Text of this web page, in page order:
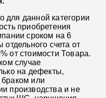
для данной категории
приобретения
сроком на 6
счета от
от стоимости Товара.
случае
на дефекты,
или
производства и не